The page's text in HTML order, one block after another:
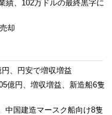
績、102万ドルの最終黒字に
却
、円安で増収増益
億円、増収増益、新造船6隻
中国建造マースク船向け8隻